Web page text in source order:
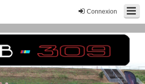
Connexion